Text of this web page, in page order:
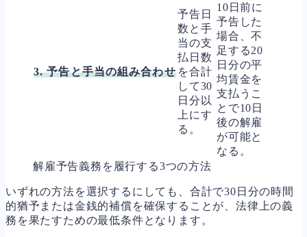
3. 予告と手当の組み合わせ
予告日
数と手
当の支
払日数
を合計
して30
日分以
上にす
る。
10日前に
予告した
場合、不
足する20
日分の平
均賃金を
支払うこ
とで10日
後の解雇
が可能と
なる。
解雇予告義務を履行する3つの方法
いずれの方法を選択するにしても、合計で30日分の時間
的猶予または金銭的補償を確保することが、法律上の義
務を果たすための最低条件となります。